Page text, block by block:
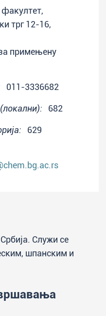
факултет,
трг 12-16,
примењену
011-3336682
682
629
Служи се
шпанским и